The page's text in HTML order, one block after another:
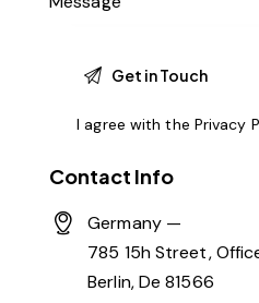
I agree with the Privacy
Contact Info
Germany —
785 15h Street,
Berlin, De 81566